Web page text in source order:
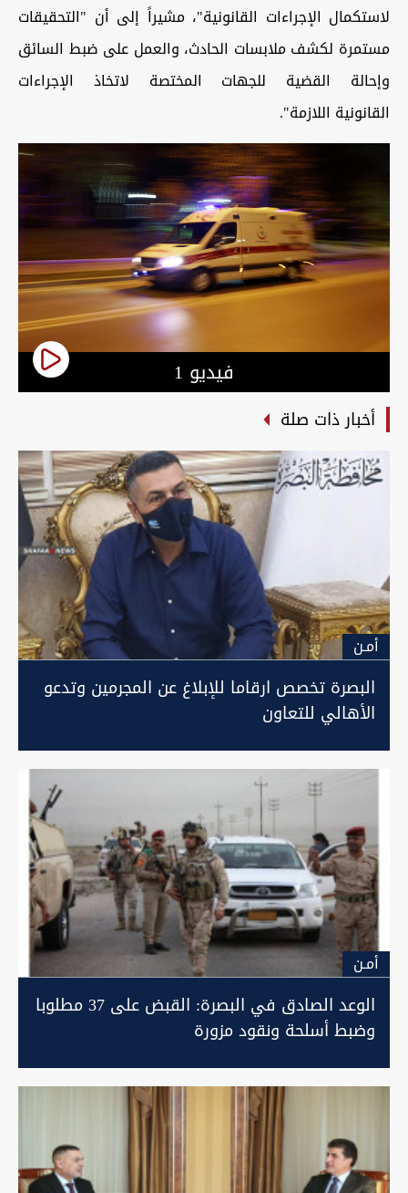
لاستكمال الإجراءات القانونية"، مشيراً إلى أن "التحقيقات
مستمرة لكشف ملابسات الحادث، والعمل على ضبط السائق
وإحالة القضية للجهات المختصة لاتخاذ الإجراءات
القانونية اللازمة".
فيديو 1
أخبار ذات صلة
أمـن
البصرة تخصص ارقاما للإبلاغ عن المجرمين وتدعو
الأهالي للتعاون
أمـن
الوعد الصادق في البصرة: القبض على 37 مطلوبا
وضبط أسلحة ونقود مزورة